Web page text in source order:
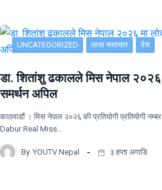
UNCATEGORIZED ताजा समाचार देश
डा. शितांशु ढकालले मिस नेपाल २०२६
समर्थन अपिल
काठमाडौं । मिस नेपाल २०२६ की प्रतियोगी प्रतियोगी
Dabur Real Miss…
By YOUTV Nepal ३ हप्ता अगाडि